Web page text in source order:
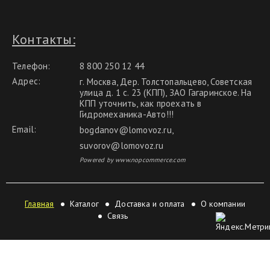
Контакты:
Телефон:
8 800 250 12 44
Адрес:
г. Москва, Дер. Толстопальцево, Советская
улица д. 1 с. 23 (КПП), ЗАО Гагаринское. На
КПП уточнить, как проехать в
Гидромеханика-Авто!!!
Email:
bogdanov@lomovoz.ru,
suvorov@lomovoz.ru
Powered by www.nopcommerce.com
Главная Каталог Доставка и оплата
О компании
Связь